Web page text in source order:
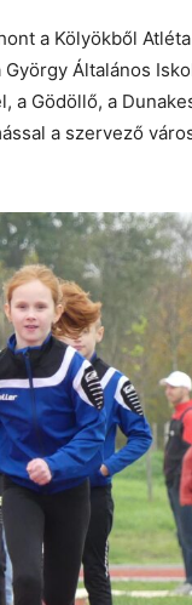
a Kölyökből
Általános
Gödöllő, a
a szervező